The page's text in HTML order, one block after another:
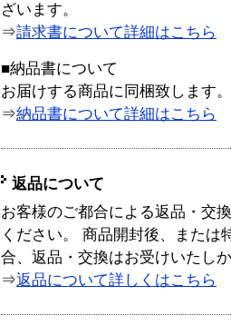
ざいます。
⇒請求書について詳細はこちら
■納品書について
お届けする商品に同梱致します。
⇒納品書について詳細はこちら
返品について
お客様のご都合による返品・交
ください。 商品開封後、または
合、返品・交換はお受けいたし
⇒返品について詳しくはこちら